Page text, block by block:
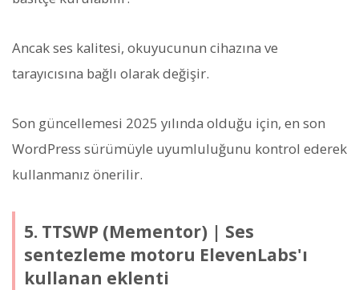
Ancak ses kalitesi, okuyucunun cihazına ve
tarayıcısına bağlı olarak değişir.
Son güncellemesi 2025 yılında olduğu için, en son
WordPress sürümüyle uyumluluğunu kontrol ederek
kullanmanız önerilir.
5. TTSWP (Mementor) | Ses
sentezleme motoru ElevenLabs'ı
kullanan eklenti